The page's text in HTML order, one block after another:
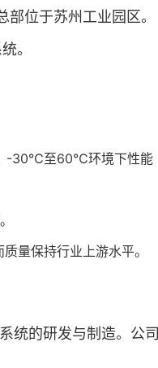
位于苏州工业园区。
。
，-30℃至60℃环境下性能
量保持行业上游水平。
统的研发与制造。公司